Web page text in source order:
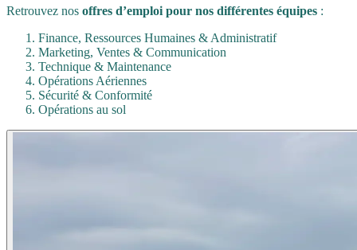
Retrouvez nos offres d’emploi pour nos différentes équipes :
Finance, Ressources Humaines & Administratif
Marketing, Ventes & Communication
Technique & Maintenance
Opérations Aériennes
Sécurité & Conformité
Opérations au sol